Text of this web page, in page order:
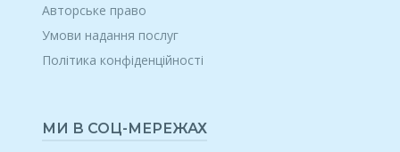
Авторське право
Умови надання послуг
Політика конфіденційності
МИ В СОЦ-МЕРЕЖАХ